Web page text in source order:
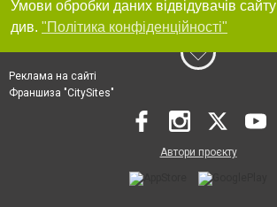
Умови обробки даних відвідувачів сайту
див. "Політика конфіденційності"
Реклама на сайті
Франшиза "CitySites"
Автори проєкту